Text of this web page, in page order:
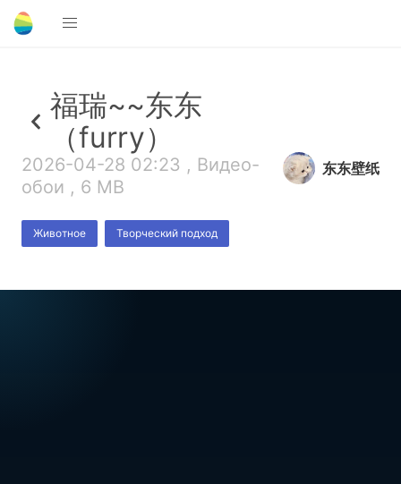
福瑞~~东东
（furry）
2026-04-28 02:23 , Видео-
обои , 6 MB
Животное Творческий подход
东东壁纸